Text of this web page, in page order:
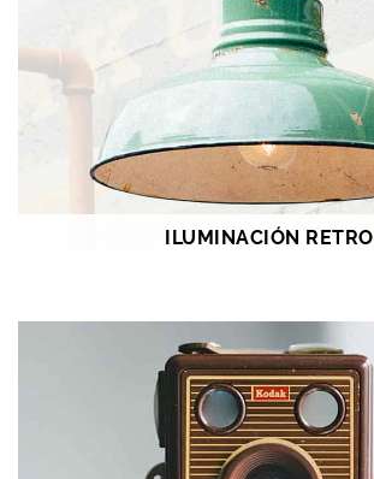
ILUMINACIÓN RETRO